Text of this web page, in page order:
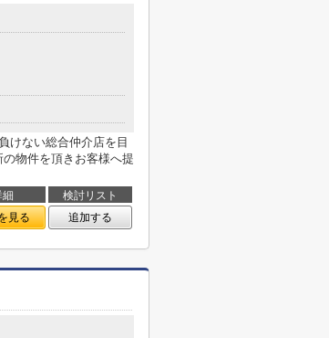
けない総合仲介店を目
物件を頂きお客様へ提
細
検討リスト
見る 追加する